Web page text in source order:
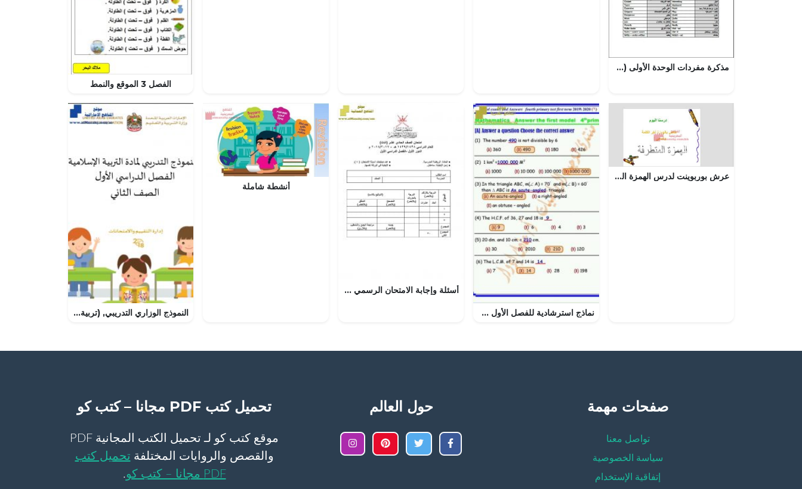
مذكرة مفردات الوحدة الأولى (MORE FREE TIME) مع ترجمتها (لغة انجليزية) الثامن
الفصل 3 الموقع والنمط
عرش بوربوينت لدرس الهمزة المتطرفة
نماذج استرشادية للفصل الأول منهج انجليزي
أسئلة وإجابة الامتحان الرسمي الدور الأول والثاني (إناث) (رياضة مدرسية) الحادي عشر
أنشطة شاملة
النموذج الوزاري التدريبي, (تربية اسلامية) الثالث
صفحات مهمة
تواصل معنا
سياسة الخصوصية
إتفاقية الإستخدام
حول العالم تحميل كتب PDF مجانا – كتب كو
موقع كتب كو لـ تحميل الكتب المجانية PDF
والقصص والروايات المختلفة تحميل كتب
PDF مجانا – كتب كو
.